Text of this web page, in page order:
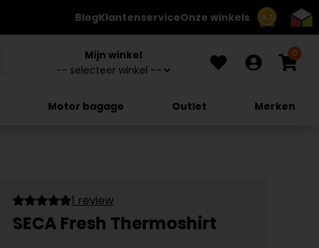
8.7
BlogKlantenserviceOnze winkels
Mijn winkel 0
Motor bagage Outlet Merken
1 review
SECA Fresh Thermoshirt